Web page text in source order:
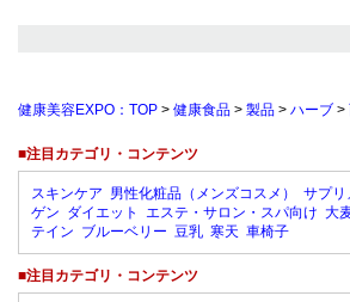
健康美容EXPO：TOP > 健康食品 > 製品 > ハーブ >
■注目カテゴリ・コンテンツ
スキンケア 男性化粧品（メンズコスメ） サプリ
ゲン ダイエット エステ・サロン・スパ向け 大
テイン ブルーベリー 豆乳 寒天 車椅子
■注目カテゴリ・コンテンツ